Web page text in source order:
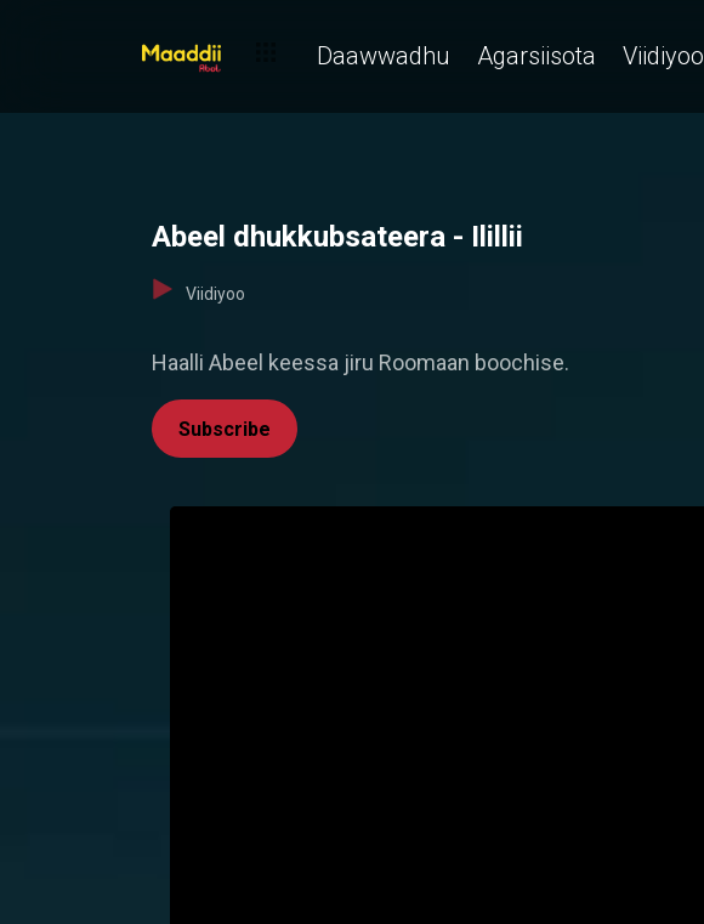
Daawwadhu Agarsiisota Viidiyoo
Abeel dhukkubsateera - Ilillii
Viidiyoo
Haalli Abeel keessa jiru Roomaan boochise.
Subscribe